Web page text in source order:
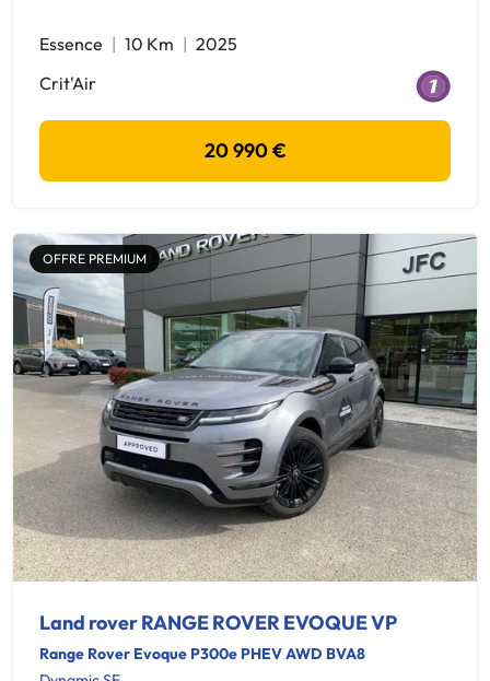
Essence 10 Km
2025
Crit'Air
20 990 €
OFFRE PREMIUM
Land rover RANGE ROVER EVOQUE VP
Range Rover Evoque P300e PHEV AWD BVA8